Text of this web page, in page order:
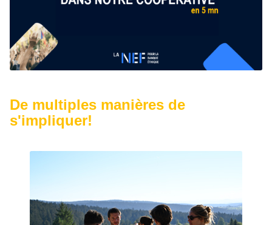
De multiples manières de
s'impliquer!